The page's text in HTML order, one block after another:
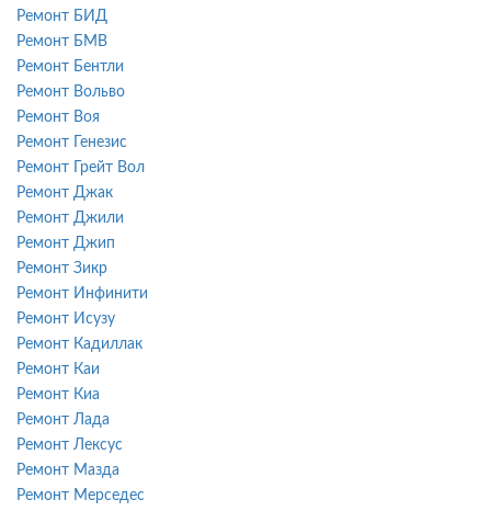
Ремонт БИД
Ремонт БМВ
Ремонт Бентли
Ремонт Вольво
Ремонт Воя
Ремонт Генезис
Ремонт Грейт Вол
Ремонт Джак
Ремонт Джили
Ремонт Джип
Ремонт Зикр
Ремонт Инфинити
Ремонт Исузу
Ремонт Кадиллак
Ремонт Каи
Ремонт Киа
Ремонт Лада
Ремонт Лексус
Ремонт Мазда
Ремонт Мерседес